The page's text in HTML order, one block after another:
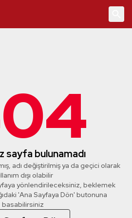
sayfa bulunamadı
adı değiştirilmiş ya da geçici olarak
dışı olabilir
yönlendirileceksiniz, beklemek
'Ana Sayfaya Dön' butonuna
basabilirsiniz